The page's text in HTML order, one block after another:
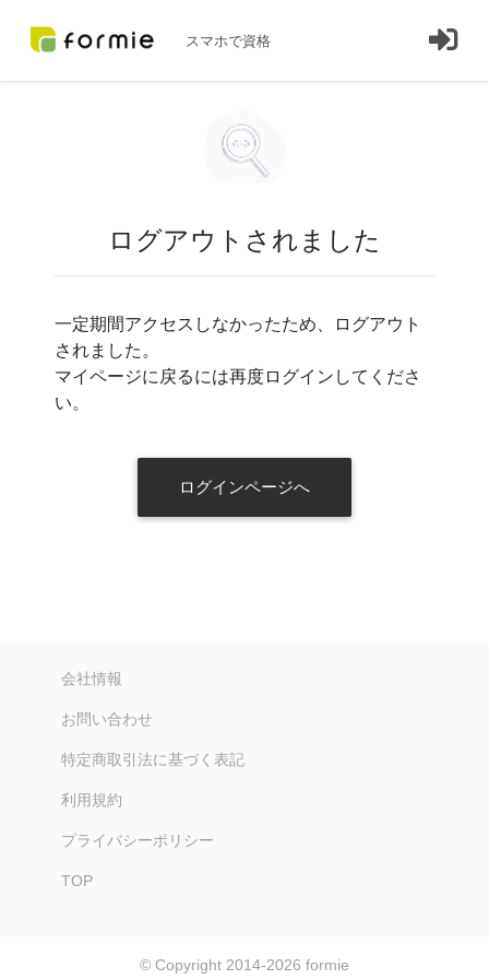
スマホで資格
ログアウトされました
一定期間アクセスしなかったため、ログアウト
されました。
マイページに戻るには再度ログインしてくださ
い。
会社情報
お問い合わせ
特定商取引法に基づく表記
利用規約
プライバシーポリシー
TOP
© Copyright 2014-2026 formie